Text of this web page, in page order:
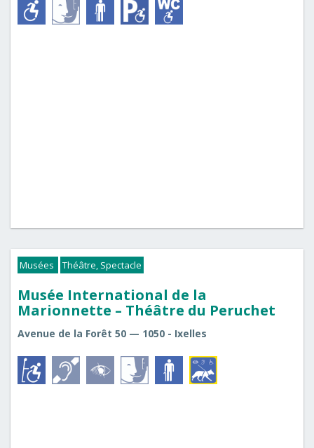
Musées Théâtre, Spectacle
Musée International de la
Marionnette – Théâtre du Peruchet
Avenue de la Forêt 50 — 1050 - Ixelles